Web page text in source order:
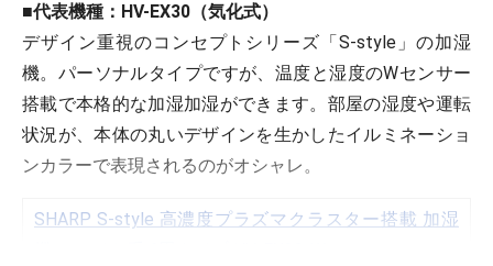
■代表機種：HV-EX30（気化式）
デザイン重視のコンセプトシリーズ「S-style」の加湿
機。パーソナルタイプですが、温度と湿度のWセンサー
搭載で本格的な加湿加湿ができます。部屋の湿度や運転
状況が、本体の丸いデザインを生かしたイルミネーショ
ンカラーで表現されるのがオシャレ。
SHARP S-style 高濃度プラズマクラスター搭載 加湿